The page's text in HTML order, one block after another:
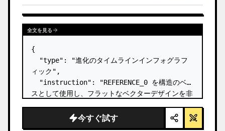
全文を見る
{
  "type": "進化のタイムラインインフォグラフ
ィック",
  "instruction": "REFERENCE_0 を構造のベー
スとして使用し、フラットなベクターデザインを非
てください。滑らかなスロープを個別の石の階段に
置き換え、すべての生物をフォトリアルな 3D モ
今すぐ試す